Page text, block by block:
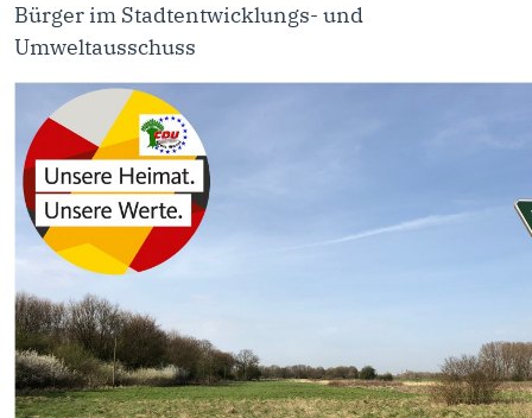
Bürger im Stadtentwicklungs- und
Umweltausschuss